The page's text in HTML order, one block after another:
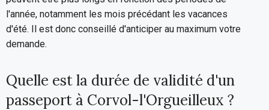
l'année, notamment les mois précédant les vacances
d'été. Il est donc conseillé d'anticiper au maximum votre
demande.
Quelle est la durée de validité d'un
passeport à Corvol-l'Orgueilleux ?